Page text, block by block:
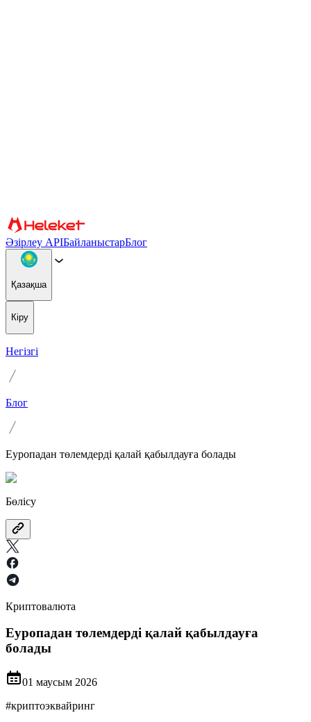
Әзірлеу APIБайланыстарБлог
Қазақша
Кіру
Негізгі
Блог
Еуропадан төлемдерді қалай қабылдауға болады
Бөлісу
Криптовалюта
Еуропадан төлемдерді қалай қабылдауға
болады
01 маусым 2026
#криптоэквайринг